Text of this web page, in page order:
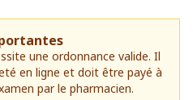
une ordonnance valide. Il
en ligne et doit être payé à
par le pharmacien.